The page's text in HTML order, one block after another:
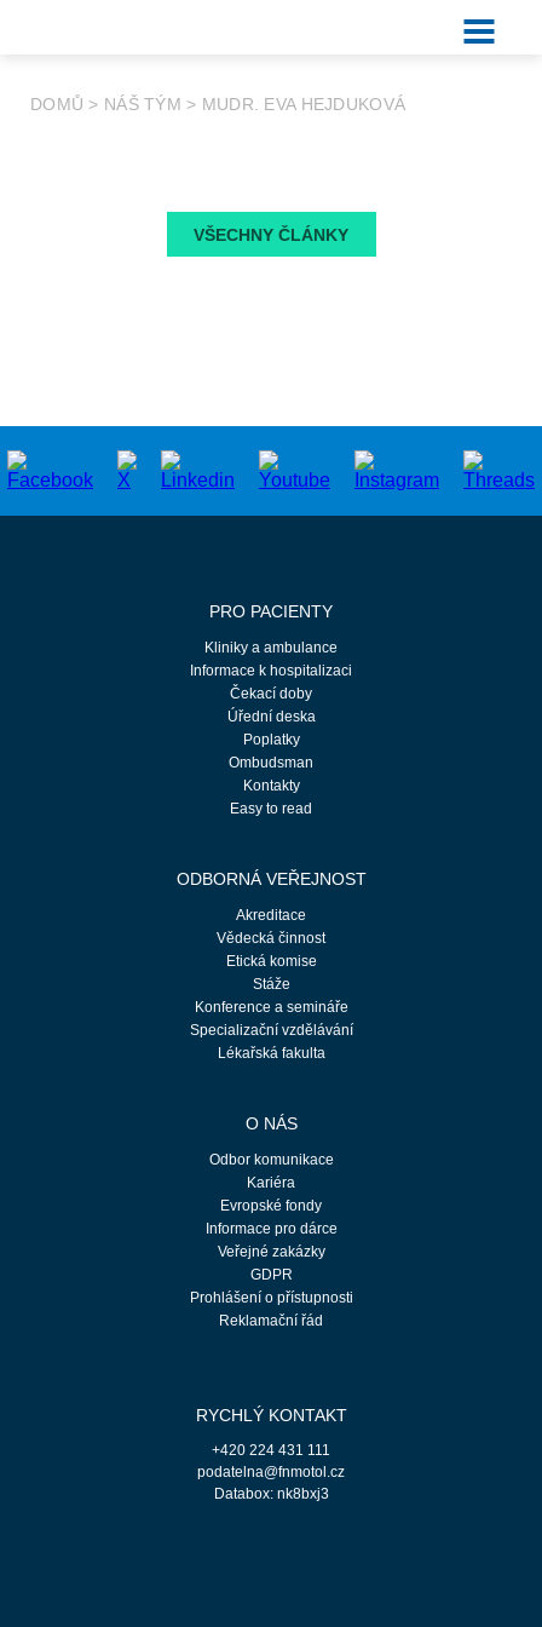
DOMŮ > NÁŠ TÝM > MUDR. EVA HEJDUKOVÁ
VŠECHNY ČLÁNKY
PRO PACIENTY
Kliniky a ambulance
Informace k hospitalizaci
Čekací doby
Úřední deska
Poplatky
Ombudsman
Kontakty
Easy to read
ODBORNÁ VEŘEJNOST
Akreditace
Vědecká činnost
Etická komise
Stáže
Konference a semináře
Specializační vzdělávání
Lékařská fakulta
O NÁS
Odbor komunikace
Kariéra
Evropské fondy
Informace pro dárce
Veřejné zakázky
GDPR
Prohlášení o přístupnosti
Reklamační řád
RYCHLÝ KONTAKT
+420 224 431 111
podatelna@fnmotol.cz
Databox: nk8bxj3